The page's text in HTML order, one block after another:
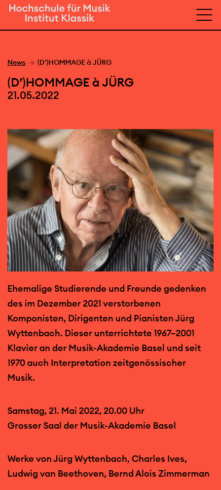
News (D’)HOMMAGE à JÜRG
(D’)HOMMAGE à JÜRG
21.05.2022
Ehemalige Studierende und Freunde gedenken
des im Dezember 2021 verstorbenen
Komponisten, Dirigenten und Pianisten Jürg
Wyttenbach. Dieser unterrichtete 1967–2001
Klavier an der Musik-Akademie Basel und seit
1970 auch Interpretation zeitgenössischer
Musik.
Samstag, 21. Mai 2022, 20.00 Uhr
Grosser Saal der Musik-Akademie Basel
Werke von Jürg Wyttenbach, Charles Ives,
Ludwig van Beethoven, Bernd Alois Zimmerman